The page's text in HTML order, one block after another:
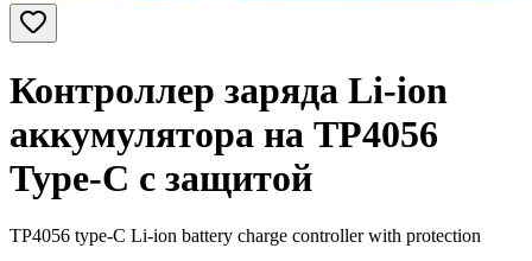
Контроллер заряда Li-ion
аккумулятора на TP4056
Type-C с защитой
TP4056 type-C Li-ion battery charge controller with protection